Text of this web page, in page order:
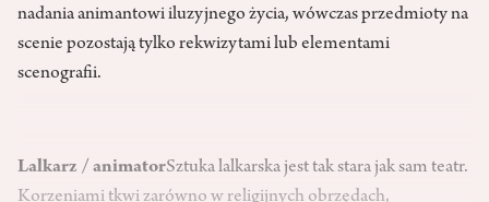
nadania animantowi iluzyjnego życia, wówczas przedmioty na
scenie pozostają tylko rekwizytami lub elementami
scenografii.
Lalkarz / animatorSztuka lalkarska jest tak stara jak sam teatr.
Korzeniami tkwi zarówno w religijnych obrzędach,